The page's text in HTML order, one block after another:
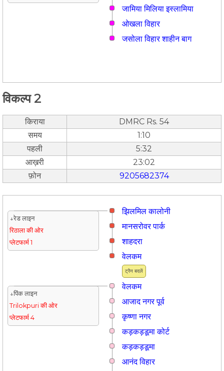
जामिया मिलिया इस्लामिया
ओखला विहार
जसोला विहार शाहीन बाग
विकल्प 2
किराया
DMRC Rs. 54
समय
1:10
पहली
5:32
आख़री
23:02
फ़ोन
9205682374
झिलमिल कालोनी
↓रेड लाइन
रिठाला की ओर
प्लेटफार्म 1
मानसरोवर पार्क
शाहदरा
ट्रैन बदलें
वेलकम
वेलकम
↓पिंक लाइन
Trilokpuri की ओर
प्लेटफार्म 4
आजाद नगर पूर्व
कृष्णा नगर
कड़कड़डूमा कोर्ट
कड़कड़डूमा
आनंद विहार